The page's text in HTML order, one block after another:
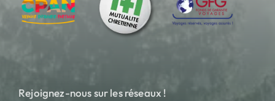
Rejoignez-nous sur les réseaux !